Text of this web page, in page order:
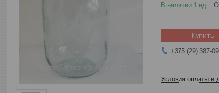
В наличии 1 ед.
Купить
+375 (29) 387-
Условия оплаты и